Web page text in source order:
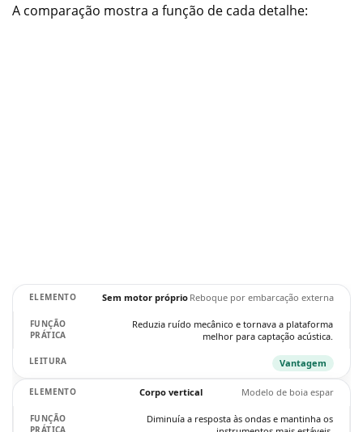
A comparação mostra a função de cada detalhe:
Sem motor próprio Reboque por embarcação externa
Reduzia ruído mecânico e tornava a plataforma
melhor para captação acústica.
Vantagem
Corpo vertical Modelo de boia espar
Diminuía a resposta às ondas e mantinha os